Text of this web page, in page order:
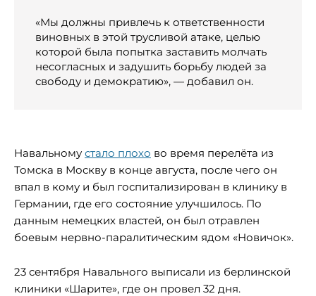
«Мы должны привлечь к ответственности
виновных в этой трусливой атаке, целью
которой была попытка заставить молчать
несогласных и задушить борьбу людей за
свободу и демократию», — добавил он.
Навальному стало плохо во время перелёта из
Томска в Москву в конце августа, после чего он
впал в кому и был госпитализирован в клинику в
Германии, где его состояние улучшилось. По
данным немецких властей, он был отравлен
боевым нервно-паралитическим ядом «Новичок».
23 сентября Навального выписали из берлинской
клиники «Шарите», где он провел 32 дня.